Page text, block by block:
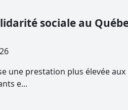
sociale au
une prestation plus élevée
e...